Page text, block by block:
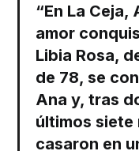
“En La
amor
Libia Rosa,
de 78, se
Ana y, tras
últimos siete
casaron en